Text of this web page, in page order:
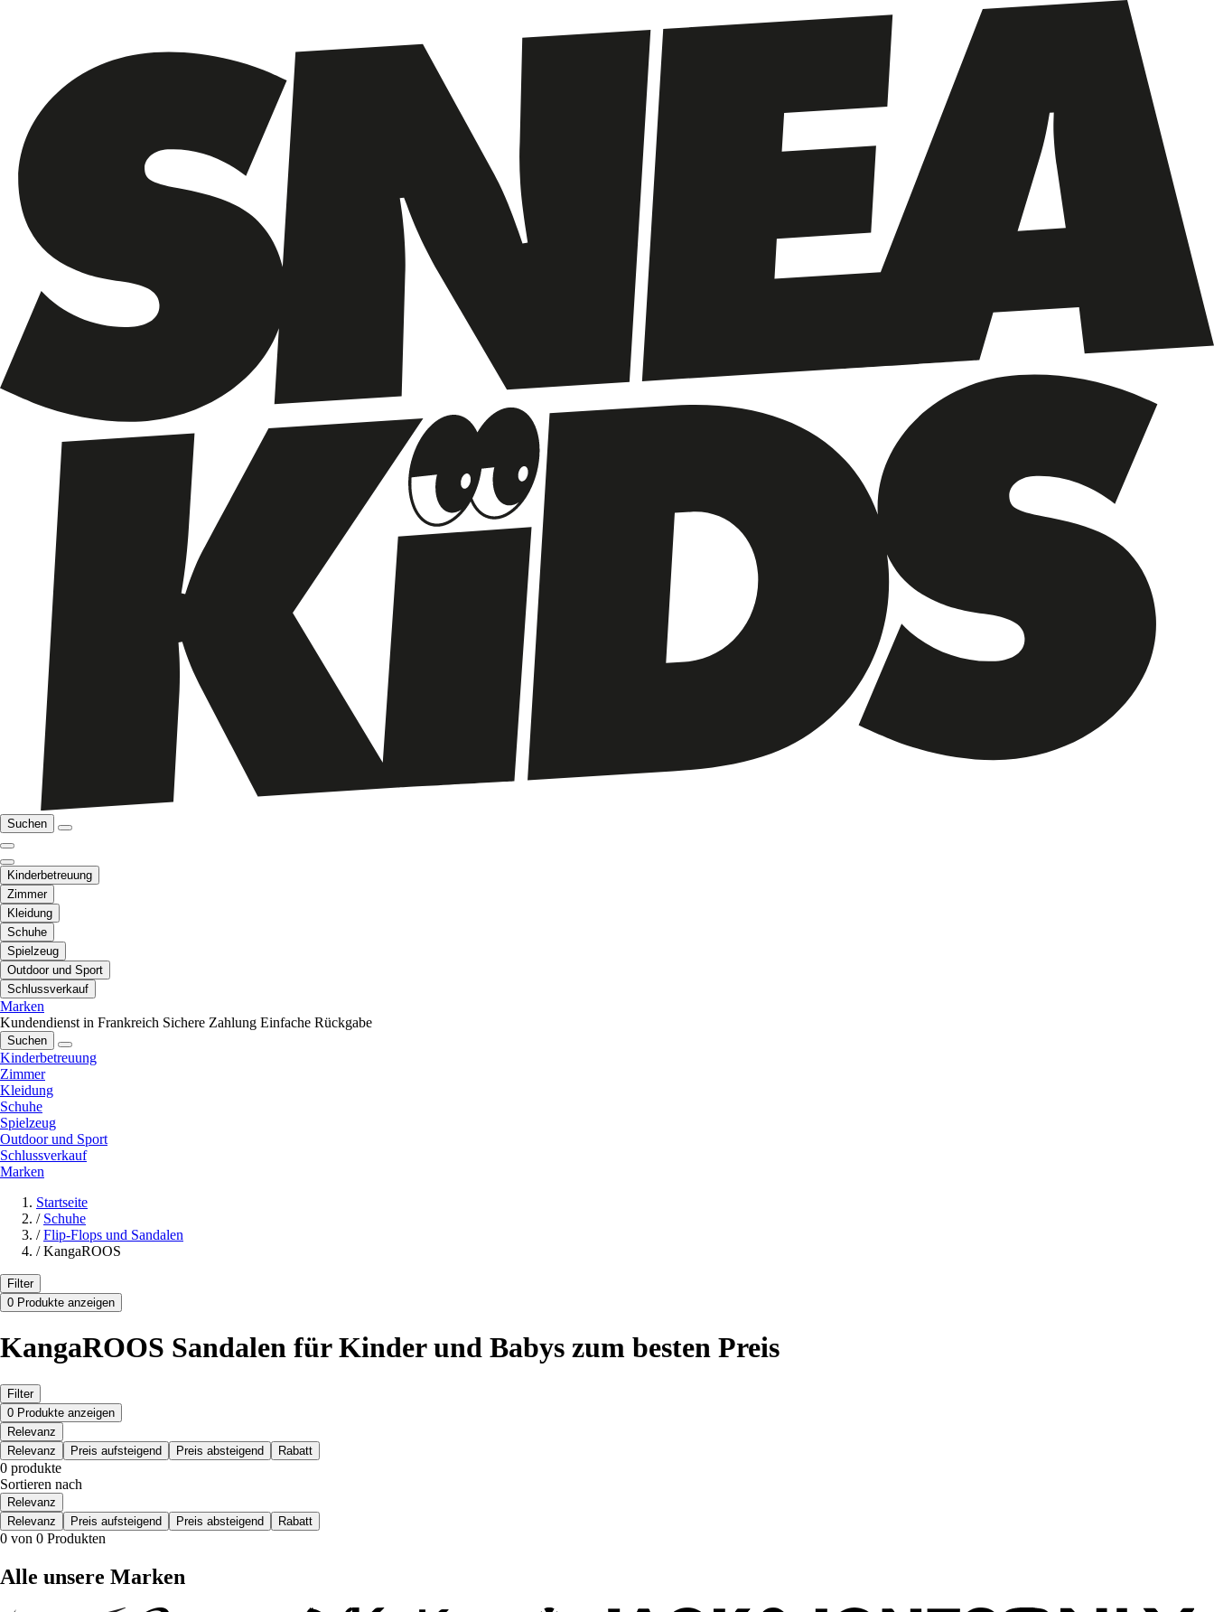
Suchen
Kinderbetreuung
Zimmer
Kleidung
Schuhe
Spielzeug
Outdoor und Sport
Schlussverkauf
Marken
Kundendienst in Frankreich Sichere Zahlung Einfache Rückgabe
Suchen
Kinderbetreuung
Zimmer
Kleidung
Schuhe
Spielzeug
Outdoor und Sport
Schlussverkauf
Marken
Startseite
/ Schuhe
/ Flip-Flops und Sandalen
/ KangaROOS
Filter
0 Produkte anzeigen
KangaROOS Sandalen für Kinder und Babys zum besten Preis
Filter
0 Produkte anzeigen
Relevanz
Relevanz
Preis aufsteigend Preis absteigend Rabatt
0 produkte
Sortieren nach
Relevanz
Relevanz
Preis aufsteigend Preis absteigend Rabatt
0 von 0 Produkten
Alle unsere Marken